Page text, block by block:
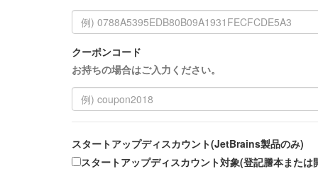
クーポンコード
お持ちの場合はご入力ください。
スタートアップディスカウント(JetBrains製品のみ)
スタートアップディスカウント対象(登記謄本また